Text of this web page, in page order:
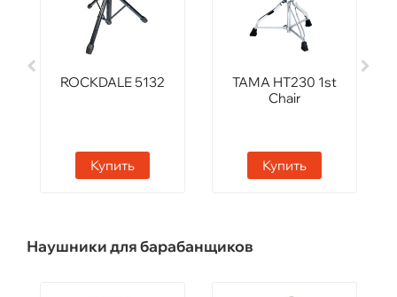
ROCKDALE 5132
Купить
TAMA HT230 1st
Chair
Купить
Наушники для барабанщиков